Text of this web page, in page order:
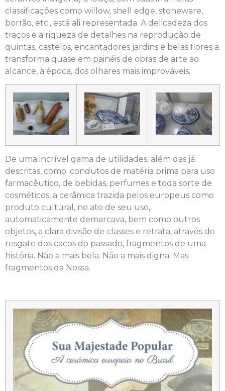
classificações como willow, shell edge, stoneware,
borrão, etc., está ali representada. A delicadeza dos
traços e a riqueza de detalhes na reprodução de
quintas, castelos, encantadores jardins e belas flores a
transforma quase em painéis de obras de arte ao
alcance, à época, dos olhares mais improváveis.
De uma incrível gama de utilidades, além das já
descritas, como: condutos de matéria prima para uso
farmacêutico, de bebidas, perfumes e toda sorte de
cosméticos, a cerâmica trazida pelos europeus como
produto cultural, no ato de seu uso,
automaticamente demarcava, bem como outros
objetos, a clara divisão de classes e retrata, através do
resgate dos cacos do passado, fragmentos de uma
história. Não a mais bela. Não a mais digna. Mas
fragmentos da Nossa.